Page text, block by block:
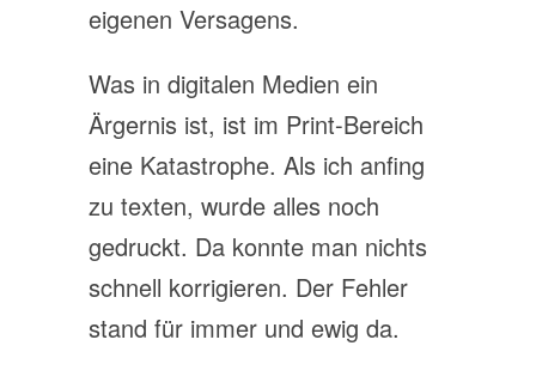
eigenen Versagens.
Was in digitalen Medien ein
Ärgernis ist, ist im Print-Bereich
eine Katastrophe. Als ich anfing
zu texten, wurde alles noch
gedruckt. Da konnte man nichts
schnell korrigieren. Der Fehler
stand für immer und ewig da.